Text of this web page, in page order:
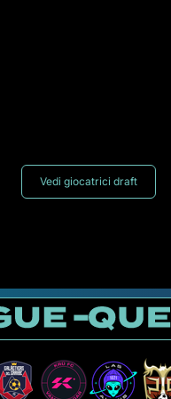
Vedi giocatrici draft